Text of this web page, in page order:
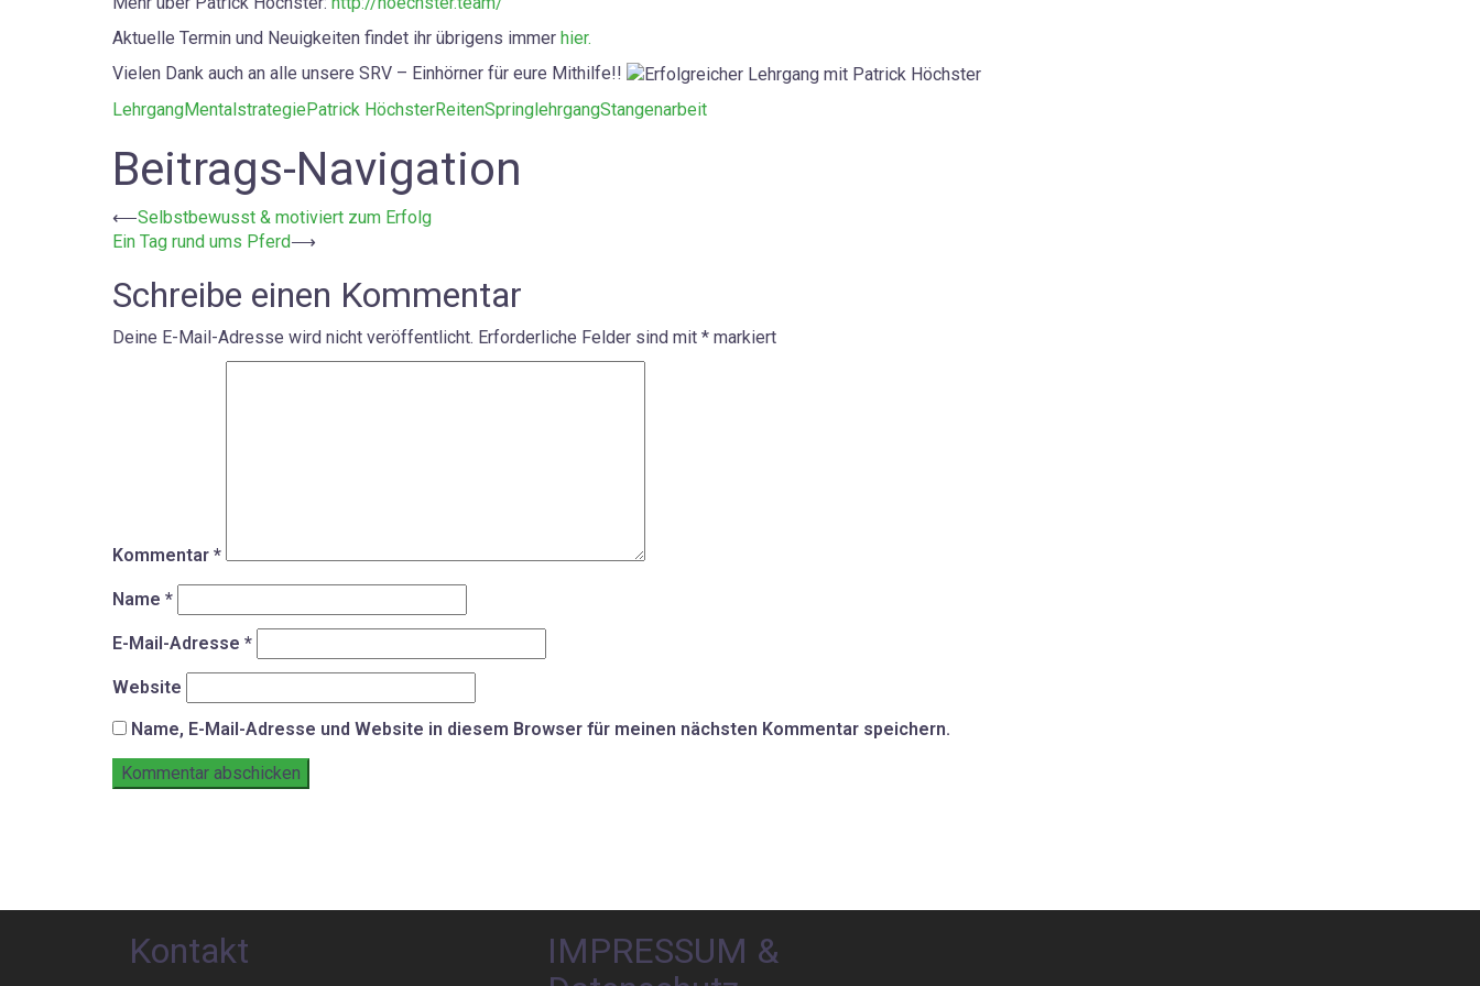
Aktuelle Termin und Neuigkeiten findet ihr übrigens immer hier.
Vielen Dank auch an alle unsere SRV – Einhörner für eure Mithilfe!!
LehrgangMentalstrategiePatrick HöchsterReitenSpringlehrgangStangenarbeit
Beitrags-Navigation
⟵Selbstbewusst & motiviert zum Erfolg
Ein Tag rund ums Pferd⟶
Schreibe einen Kommentar
Deine E-Mail-Adresse wird nicht veröffentlicht. Erforderliche Felder sind mit * markiert
Kommentar *
Name *
E-Mail-Adresse *
Website
Name, E-Mail-Adresse und Website in diesem Browser für meinen nächsten Kommentar speichern.
Kontakt
IMPRESSUM &